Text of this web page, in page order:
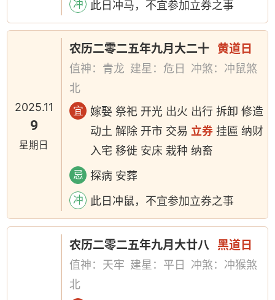
冲 此日冲马，不宜参加立券之事
2025.11
9
星期日
农历二零二五年九月大二十 黄道日
值神：青龙 建星：危日
冲煞：冲鼠煞
北
宜
嫁娶 祭祀 开光 出火 出行 拆卸 修造
动土 解除 开市 交易立券 挂匾 纳财
入宅 移徙 安床 栽种 纳畜
忌 探病 安葬
冲 此日冲鼠，不宜参加立券之事
农历二零二五年九月大廿八 黑道日
值神：天牢 建星：平日
冲煞：冲猴煞
北